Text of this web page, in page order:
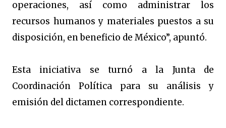
operaciones, así como administrar los
recursos humanos y materiales puestos a su
disposición, en beneficio de México”, apuntó.
Esta iniciativa se turnó a la Junta de
Coordinación Política para su análisis y
emisión del dictamen correspondiente.